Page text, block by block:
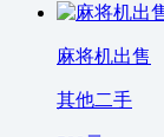
麻将机出售
其他二手